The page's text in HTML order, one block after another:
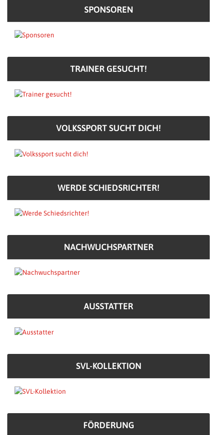
SPONSOREN
TRAINER GESUCHT!
VOLKSSPORT SUCHT DICH!
WERDE SCHIEDSRICHTER!
NACHWUCHSPARTNER
AUSSTATTER
SVL-KOLLEKTION
FÖRDERUNG